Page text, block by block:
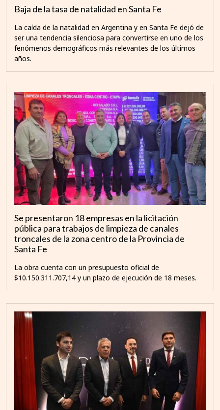
Baja de la tasa de natalidad en Santa Fe
La caída de la natalidad en Argentina y en Santa Fe dejó de
ser una tendencia silenciosa para convertirse en uno de los
fenómenos demográficos más relevantes de los últimos
años.
Se presentaron 18 empresas en la licitación
pública para trabajos de limpieza de canales
troncales de la zona centro de la Provincia de
Santa Fe
La obra cuenta con un presupuesto oficial de
$10.150.311.707,14 y un plazo de ejecución de 18 meses.